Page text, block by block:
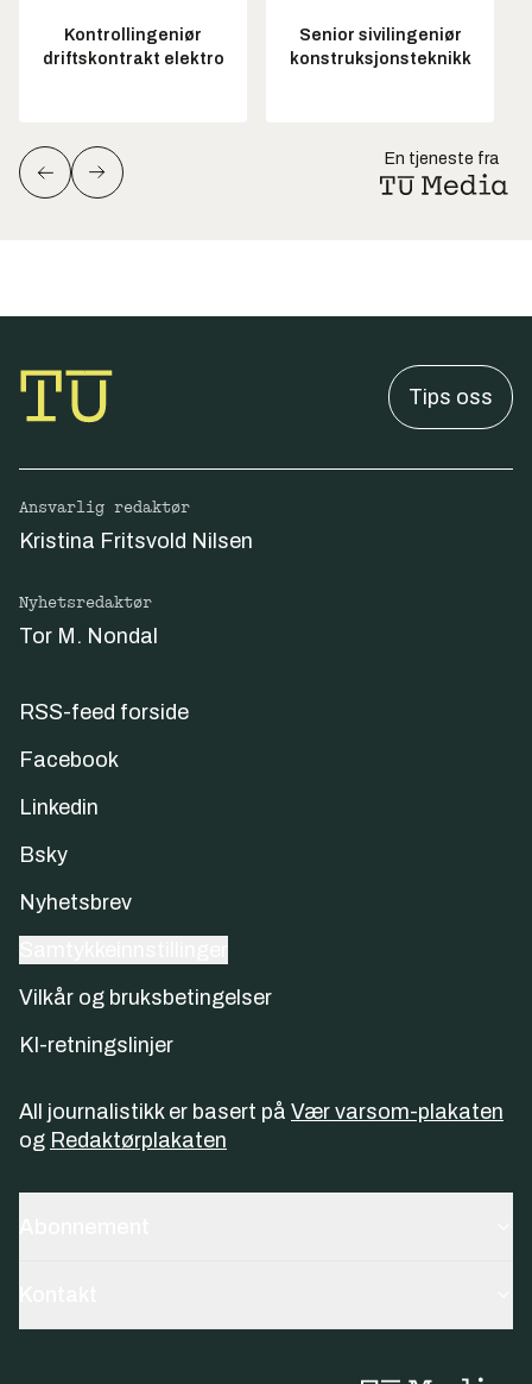
Kontrollingeniør
driftskontrakt elektro
Senior sivilingeniør
konstruksjonsteknikk
En tjeneste fra
Tips oss
Ansvarlig redaktør
Kristina Fritsvold Nilsen
Nyhetsredaktør
Tor M. Nondal
RSS-feed forside
Facebook
Linkedin
Bsky
Nyhetsbrev
Vilkår og bruksbetingelser
KI-retningslinjer
All journalistikk er basert på Vær varsom-plakaten
og Redaktørplakaten